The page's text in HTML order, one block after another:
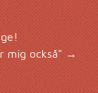
mig också"→